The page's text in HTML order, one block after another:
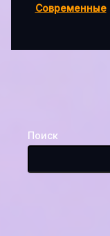
Поиск
Современные